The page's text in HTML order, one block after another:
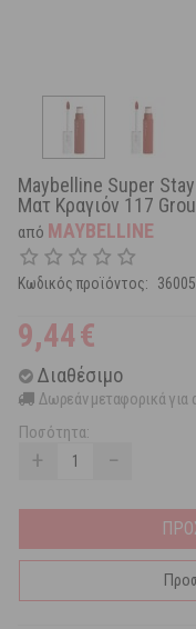
Maybelline Super
Ματ Κραγιόν 117
από MAYBELLINE
Κωδικός προϊόντος:
9,44€
Διαθέσιμο
Δωρεάν μεταφορικά για
Ποσότητα:
+ −